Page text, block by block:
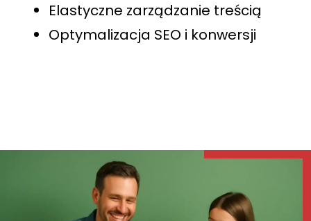
Elastyczne zarządzanie treścią
Optymalizacja SEO i konwersji